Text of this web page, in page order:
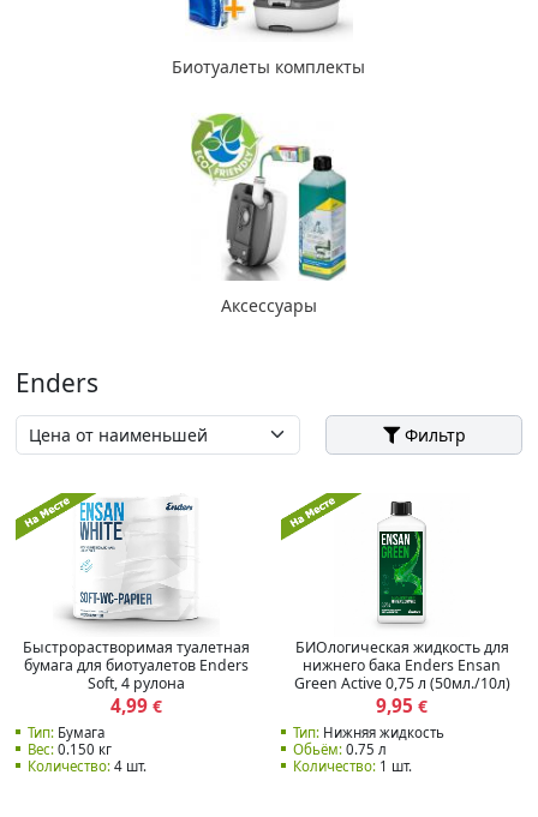
Биотуалеты комплекты
Аксессуары
Enders
Фильтр
Быстрорастворимая туалетная
бумага для биотуалетов Enders
Soft, 4 рулона
4,99€
Тип:Бумага
Вес:0.150 кг
Количество:4 шт.
БИОлогическая жидкость для
нижнего бака Enders Ensan
Green Active 0,75 л (50мл./10л)
9,95 €
Тип: Нижняя жидкость
Обьём: 0.75 л
Количество: 1 шт.